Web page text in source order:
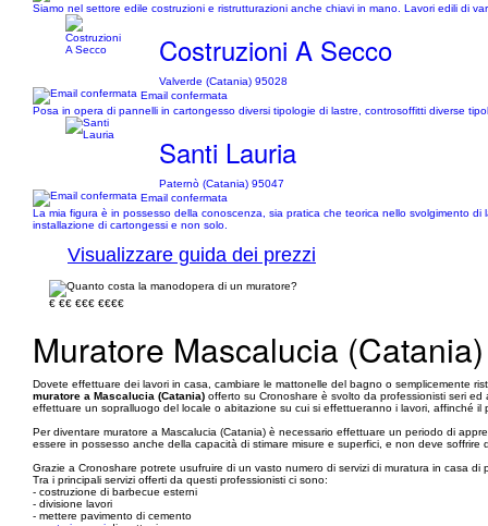
Siamo nel settore edile costruzioni e ristrutturazioni anche chiavi in mano. Lavori edili di
Costruzioni A Secco
Valverde (Catania) 95028
Email confermata
Posa in opera di pannelli in cartongesso diversi tipologie di lastre, controsoffitti diverse
Santi Lauria
Paternò (Catania) 95047
Email confermata
La mia figura è in possesso della conoscenza, sia pratica che teorica nello svolgimento
installazione di cartongessi e non solo.
Visualizzare guida dei prezzi
€ €€ €€€ €€€€
Muratore Mascalucia (Catania)
Dovete effettuare dei lavori in casa, cambiare le mattonelle del bagno o semplicemente
muratore a Mascalucia (Catania) offerto su Cronoshare è svolto da professionisti seri
effettuare un sopralluogo del locale o abitazione su cui si effettueranno i lavori, affinché
Per diventare muratore a Mascalucia (Catania) è necessario effettuare un periodo di
essere in possesso anche della capacità di stimare misure e superfici, e non deve soffrire
Grazie a Cronoshare potrete usufruire di un vasto numero di servizi di muratura in casa di
Tra i principali servizi offerti da questi professionisti ci sono:
- costruzione di barbecue esterni
- divisione lavori
- mettere pavimento di cemento